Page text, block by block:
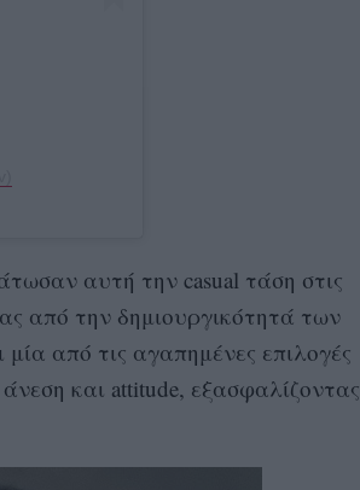
αυτή την casual τάση στις
από την δημιουργικότητά των
από τις αγαπημένες επιλογές
και attitude, εξασφαλίζοντας